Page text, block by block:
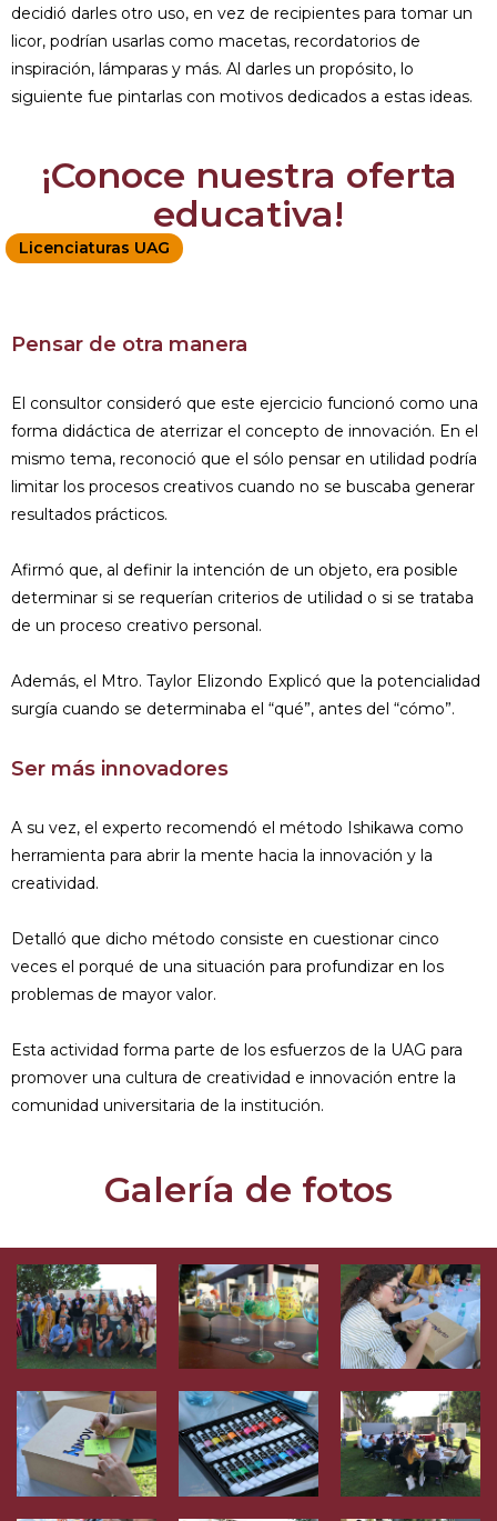
decidió darles otro uso, en vez de recipientes para tomar un
licor, podrían usarlas como macetas, recordatorios de
inspiración, lámparas y más. Al darles un propósito, lo
siguiente fue pintarlas con motivos dedicados a estas ideas.
¡Conoce nuestra oferta
educativa!
Licenciaturas UAG
Pensar de otra manera
El consultor consideró que este ejercicio funcionó como una
forma didáctica de aterrizar el concepto de innovación. En el
mismo tema, reconoció que el sólo pensar en utilidad podría
limitar los procesos creativos cuando no se buscaba generar
resultados prácticos.
Afirmó que, al definir la intención de un objeto, era posible
determinar si se requerían criterios de utilidad o si se trataba
de un proceso creativo personal.
Además, el Mtro. Taylor Elizondo Explicó que la potencialidad
surgía cuando se determinaba el “qué”, antes del “cómo”.
Ser más innovadores
A su vez, el experto recomendó el método Ishikawa como
herramienta para abrir la mente hacia la innovación y la
creatividad.
Detalló que dicho método consiste en cuestionar cinco
veces el porqué de una situación para profundizar en los
problemas de mayor valor.
Esta actividad forma parte de los esfuerzos de la UAG para
promover una cultura de creatividad e innovación entre la
comunidad universitaria de la institución.
Galería de fotos